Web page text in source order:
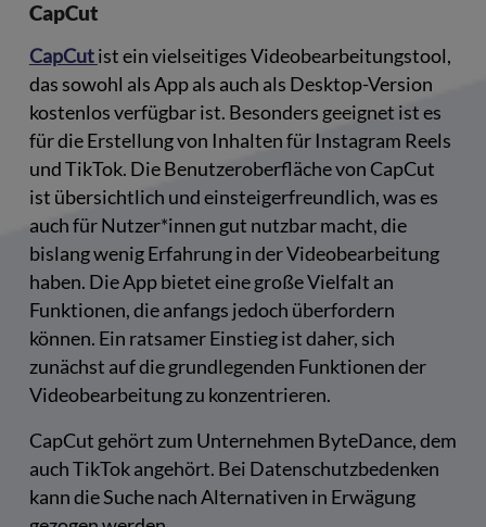
CapCut
CapCutist ein vielseitiges Videobearbeitungstool,
das sowohl als App als auch als Desktop-Version
kostenlos verfügbar ist. Besonders geeignet ist es
für die Erstellung von Inhalten für Instagram Reels
und TikTok. Die Benutzeroberfläche von CapCut
ist übersichtlich und einsteigerfreundlich, was es
auch für Nutzer*innen gut nutzbar macht, die
bislang wenig Erfahrung in der Videobearbeitung
haben. Die App bietet eine große Vielfalt an
Funktionen, die anfangs jedoch überfordern
können. Ein ratsamer Einstieg ist daher, sich
zunächst auf die grundlegenden Funktionen der
Videobearbeitung zu konzentrieren.
CapCut gehört zum Unternehmen ByteDance, dem
auch TikTok angehört. Bei Datenschutzbedenken
kann die Suche nach Alternativen in Erwägung